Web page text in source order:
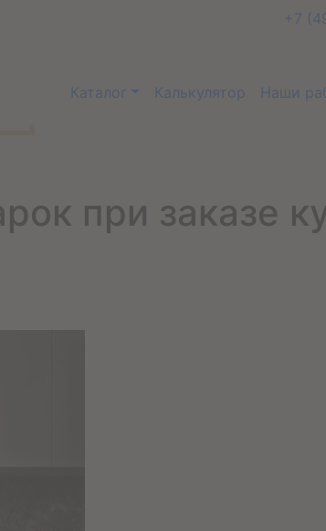
+7
Каталог Калькулятор Наши
при заказе